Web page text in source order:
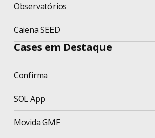
Observatórios
Caiena SEED
Cases em Destaque
Confirma
SOL App
Movida GMF